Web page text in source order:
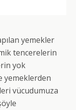
yemekler
tencerelerin
yok
yemeklerden
vücudumuza